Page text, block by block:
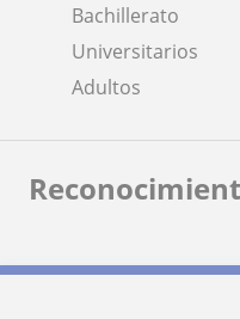
Bachillerato
Universitarios
Adultos